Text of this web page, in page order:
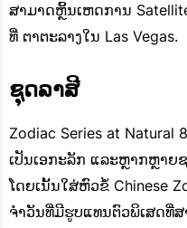
ສາມາດຫຼິ້ນເຫດການ
ທີ່ ຕາຕະລາງໃນ Las Vegas.
ຊຸດລາສີ
Zodiac Series at
ເປັນເອກະລັກ ແລະຫຼາກຫຼາຍ
ໂດຍເນັ້ນໃສ່ຫົວຂໍ້ Chinese
ຈໍາວັນທີ່ມີຮູບແທນຕົວພິເສດທີ່